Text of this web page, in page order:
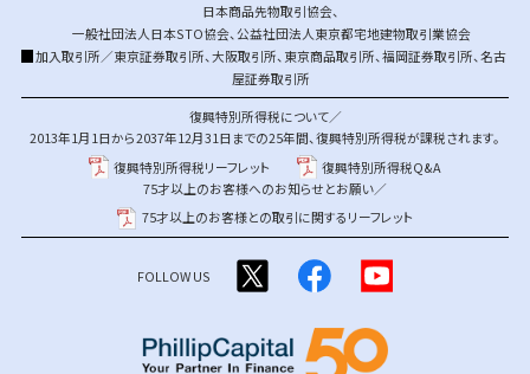
日本商品先物取引協会、
一般社団法人日本STO協会、 公益社団法人東京都宅地建物取引業協会
加入取引所／東京証券取引所、大阪取引所、 東京商品取引所、福岡証券取引所、名古
屋証券取引所
復興特別所得税について／
2013年1月1日から2037年12月31日までの25年間、復興特別所得税が課税されます。
復興特別所得税リーフレット
復興特別所得税Q&A
75才以上のお客様へのお知らせとお願い／
75才以上のお客様との取引に関するリーフレット
FOLLOW US